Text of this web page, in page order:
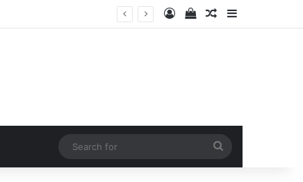
Log InView your
Random Article
Sidebar
for